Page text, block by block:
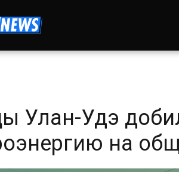
Улан-Удэ
на